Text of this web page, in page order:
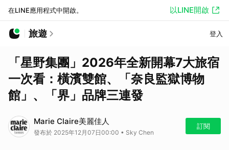
在LINE應用程式中開啟。 以LINE開啟
旅遊 登入
「星野集團」2026年全新開幕7大旅宿
一次看：橫濱雙館、「奈良監獄博物
館」、「界」品牌三連發
Marie Claire美麗佳人
發布於 2025年12月07日00:00 • Sky Chen
訂閱